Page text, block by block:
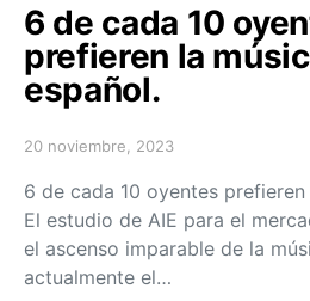
6 de cada 10
prefieren la
español.
Posted on
20 noviembre, 2023
6 de cada 10 oyentes
El estudio de AIE para el
el ascenso imparable de la
actualmente el…